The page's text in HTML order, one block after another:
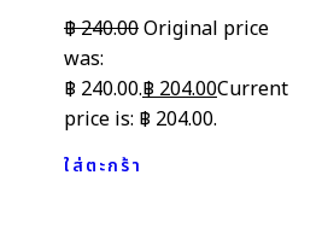
฿240.00Original price
was:
฿ 240.00.฿204.00Current
price is: ฿ 204.00.
ใส่ตะกร้า